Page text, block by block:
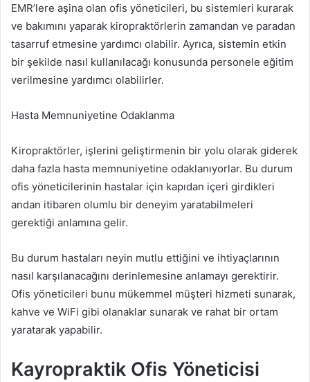
EMR’lere aşina olan ofis yöneticileri, bu sistemleri kurarak
ve bakımını yaparak kiropraktörlerin zamandan ve paradan
tasarruf etmesine yardımcı olabilir. Ayrıca, sistemin etkin
bir şekilde nasıl kullanılacağı konusunda personele eğitim
verilmesine yardımcı olabilirler.
Hasta Memnuniyetine Odaklanma
Kiropraktörler, işlerini geliştirmenin bir yolu olarak giderek
daha fazla hasta memnuniyetine odaklanıyorlar. Bu durum
ofis yöneticilerinin hastalar için kapıdan içeri girdikleri
andan itibaren olumlu bir deneyim yaratabilmeleri
gerektiği anlamına gelir.
Bu durum hastaları neyin mutlu ettiğini ve ihtiyaçlarının
nasıl karşılanacağını derinlemesine anlamayı gerektirir.
Ofis yöneticileri bunu mükemmel müşteri hizmeti sunarak,
kahve ve WiFi gibi olanaklar sunarak ve rahat bir ortam
yaratarak yapabilir.
Kayropraktik Ofis Yöneticisi